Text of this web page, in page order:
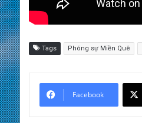
Tags Phóng sự Miền Quê
Facebook